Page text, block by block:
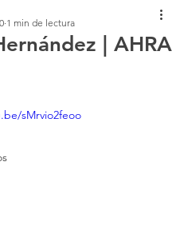
| AHRA
1 min de lectura
sMrvio2feoo